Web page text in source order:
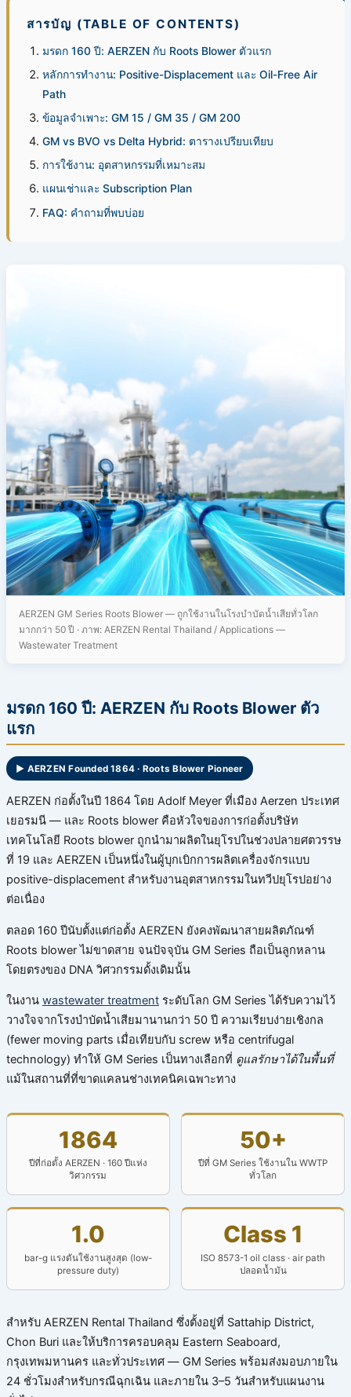
สารบัญ (TABLE OF CONTENTS)
มรดก 160 ปี: AERZEN กับ Roots Blower ตัวแรก
หลักการทำงาน: Positive-Displacement และ Oil-Free Air
Path
ข้อมูลจำเพาะ: GM 15 / GM 35 / GM 200
GM vs BVO vs Delta Hybrid: ตารางเปรียบเทียบ
การใช้งาน: อุตสาหกรรมที่เหมาะสม
แผนเช่าและ Subscription Plan
FAQ: คำถามที่พบบ่อย
AERZEN GM Series Roots Blower — ถูกใช้งานในโรงบำบัดน้ำเสียทั่วโลก
มากกว่า 50 ปี · ภาพ: AERZEN Rental Thailand / Applications —
Wastewater Treatment
มรดก 160 ปี: AERZEN กับ Roots Blower ตัว
แรก
▶ AERZEN Founded 1864 · Roots Blower Pioneer
AERZEN ก่อตั้งในปี 1864 โดย Adolf Meyer ที่เมือง Aerzen ประเทศ
เยอรมนี — และ Roots blower คือหัวใจของการก่อตั้งบริษัท
เทคโนโลยี Roots blower ถูกนำมาผลิตในยุโรปในช่วงปลายศตวรรษ
ที่ 19 และ AERZEN เป็นหนึ่งในผู้บุกเบิกการผลิตเครื่องจักรแบบ
positive-displacement สำหรับงานอุตสาหกรรมในทวีปยุโรปอย่าง
ต่อเนื่อง
ตลอด 160 ปีนับตั้งแต่ก่อตั้ง AERZEN ยังคงพัฒนาสายผลิตภัณฑ์
Roots blower ไม่ขาดสาย จนปัจจุบัน GM Series ถือเป็นลูกหลาน
โดยตรงของ DNA วิศวกรรมดั้งเดิมนั้น
ในงาน wastewater treatmentระดับโลก GM Series ได้รับความไว้
วางใจจากโรงบำบัดน้ำเสียมานานกว่า 50 ปี ความเรียบง่ายเชิงกล
(fewer moving parts เมื่อเทียบกับ screw หรือ centrifugal
technology) ทำให้ GM Series เป็นทางเลือกที่ ดูแลรักษาได้ในพื้นที่
แม้ในสถานที่ที่ขาดแคลนช่างเทคนิคเฉพาะทาง
1864
ปีที่ก่อตั้ง AERZEN · 160 ปีแห่ง
วิศวกรรม
50+
ปีที่ GM Series ใช้งานใน WWTP
ทั่วโลก
1.0
bar-g แรงดันใช้งานสูงสุด (low-
pressure duty)
Class 1
ISO 8573-1 oil class · air path
ปลอดน้ำมัน
สำหรับ AERZEN Rental Thailand ซึ่งตั้งอยู่ที่ Sattahip District,
Chon Buri และให้บริการครอบคลุม Eastern Seaboard,
กรุงเทพมหานคร และทั่วประเทศ — GM Series พร้อมส่งมอบภายใน
24 ชั่วโมงสำหรับกรณีฉุกเฉิน และภายใน 3–5 วันสำหรับแผนงาน